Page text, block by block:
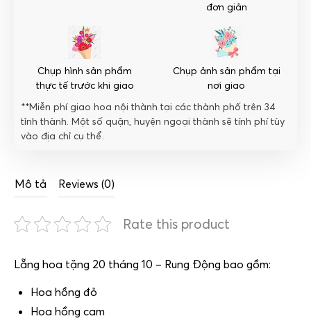
đơn giản
Chụp hình sản phẩm
thực tế trước khi giao
Chụp ảnh sản phẩm tại
nơi giao
**Miễn phí giao hoa nội thành tại các thành phố trên 34
tỉnh thành. Một số quận, huyện ngoại thành sẽ tính phí tùy
vào địa chỉ cụ thể.
Mô tả Reviews (0)
Rate this product
Lẵng hoa tặng 20 tháng 10 – Rung Động bao gồm:
Hoa hồng đỏ
Hoa hồng cam